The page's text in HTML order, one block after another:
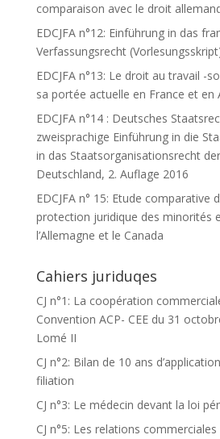
comparaison avec le droit
EDCJFA n°12: Einführung in das
Verfassungsrecht
EDCJFA n°13: Le droit au travail -
sa portée actuelle en France et en
EDCJFA n°14 : Deutsches
zweisprachige Einführung in die
in das Staatsorganisationsrecht
Deutschland, 2. Auflage 2016
EDCJFA n° 15: Etude comparative
protection juridique des minorités
l’Allemagne et le Canada
Cahiers juriduqes
CJ n°1: La coopération
Convention ACP- CEE du 31
Lomé II
CJ n°2: Bilan de 10 ans
filiation
CJ n°3: Le médecin devant la loi
CJ n°5: Les relations